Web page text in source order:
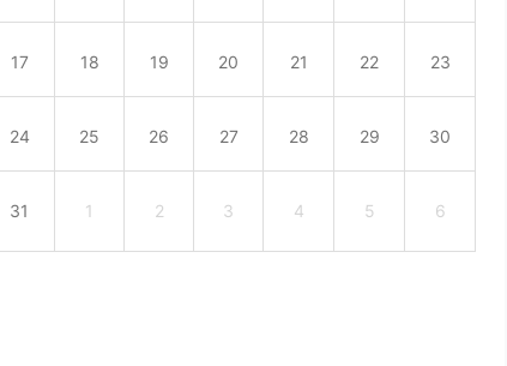
17 18 19 20 21 22 23
24 25 26 27 28 29 30
31 1 2 3 4 5 6